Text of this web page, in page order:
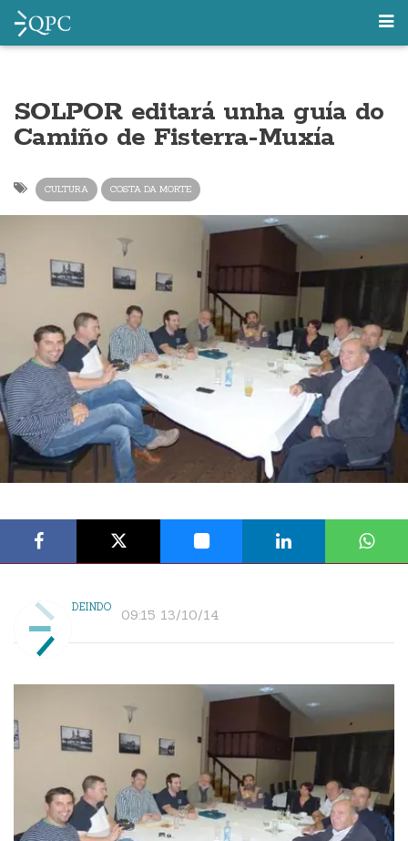
SOLPOR editará unha guía do
Camiño de Fisterra-Muxía
CULTURA COSTA DA MORTE
DEINDO 09:15 13/10/14